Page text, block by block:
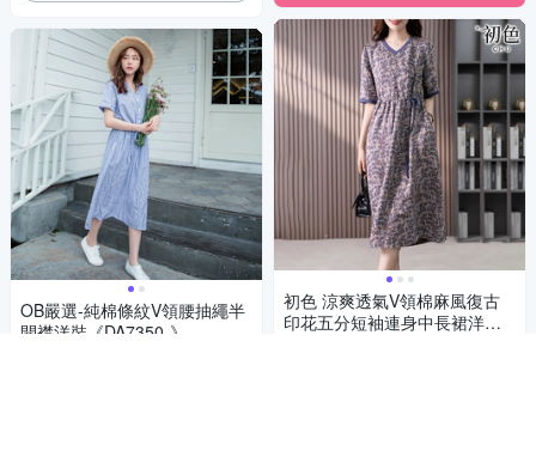
OB嚴選-純棉條紋V領腰抽繩半
開襟洋裝《DA7350-》
初色 涼爽透氣V領棉麻風復古
印花五分短袖連身中長裙洋裝-